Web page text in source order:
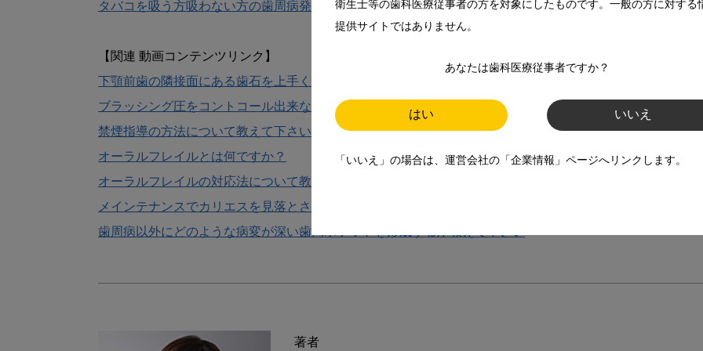
衛生士等の歯科医療従事者の方を対象にしたものです。一般の方に対する
提供サイトではありません。
あなたは歯科医療従事者ですか？
はい いいえ
「いいえ」の場合は、運営会社の「企業情報」ページへリンクします。
タバコを吸う方吸わない方の歯周病発症リスクの違いについて教えてください。
下顎前歯の隣接面にある歯石を上手く取る方法を教えて下さい。
ブラッシング圧をコントコール出来ない患者さんへの指導方法を教えて下さい。
禁煙指導の方法について教えて下さい。
オーラルフレイルとは何ですか？
オーラルフレイルの対応法について教えて下さい
メインテナンスでカリエスを見落とさない方法を教えて下さい。
歯周病以外にどのような病変が深い歯周ポケットを形成するか教えて下さい
著者